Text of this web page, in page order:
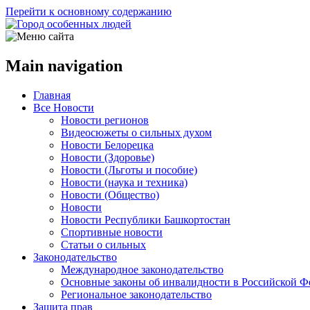
Перейти к основному содержанию
Main navigation
Главная
Все Новости
Новости регионов
Видеосюжеты о сильных духом
Новости Белорецка
Новости (Здоровье)
Новости (Льготы и пособие)
Новости (наука и техника)
Новости (Общество)
Новости
Новости Республики Башкортостан
Спортивные новости
Статьи о сильных
Законодательство
Международное законодательство
Основные законы об инвалидности в Российской
Региональное законодательство
Защита прав